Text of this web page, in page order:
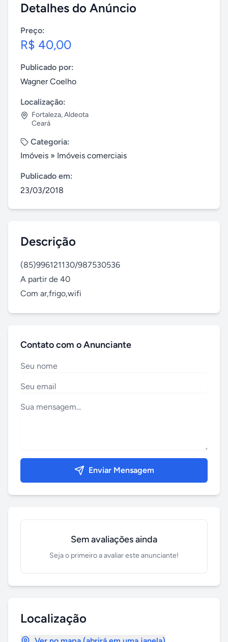
Detalhes do Anúncio
Preço:
R$ 40,00
Publicado por:
Wagner Coelho
Localização:
Fortaleza,Aldeota
Ceará
Categoria:
Imóveis » Imóveis comerciais
Publicado em:
23/03/2018
Descrição
(85)996121130/987530536
A partir de 40
Com ar,frigo,wifi
Contato com o Anunciante
Enviar Mensagem
Sem avaliações ainda
Seja o primeiro a avaliar este anunciante!
Localização